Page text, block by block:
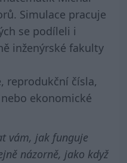
Simulace pracuje
se podíleli i
inženýrské fakulty
reprodukční čísla,
ekonomické
vám, jak funguje
názorně, jako když